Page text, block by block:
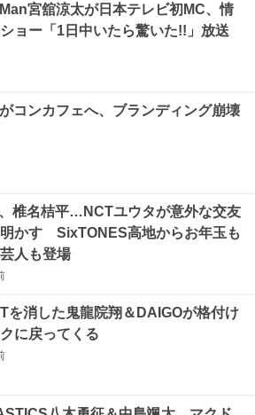
宮舘涼太が日本テレビ初MC、情
ョー「1日中いたら驚いた!!」放送
コンカフェへ、ブランディング崩壊
椎名桔平…NCTユウタが意外な交友
かす SixTONES高地からお年玉も
人も登場
を消した鬼龍院翔＆DAIGOが格付け
に戻ってくる